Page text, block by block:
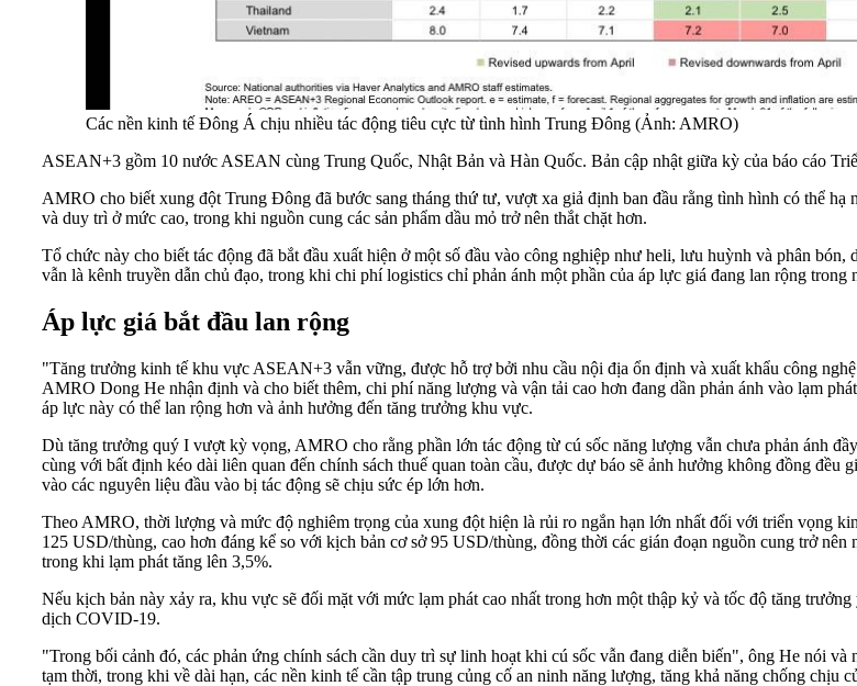
Các nền kinh tế Đông Á chịu nhiều tác động tiêu cực từ tình hình Trung Đông (Ảnh: AMRO)
ASEAN+3 gồm 10 nước ASEAN cùng Trung Quốc, Nhật Bản và Hàn Quốc. Bản cập nhật giữa kỳ của báo cáo
AMRO cho biết xung đột Trung Đông đã bước sang tháng thứ tư, vượt xa giả định ban đầu rằng tình hình có thể
và duy trì ở mức cao, trong khi nguồn cung các sản phẩm dầu mỏ trở nên thắt chặt hơn.
Tổ chức này cho biết tác động đã bắt đầu xuất hiện ở một số đầu vào công nghiệp như heli, lưu huỳnh và phân
vẫn là kênh truyền dẫn chủ đạo, trong khi chi phí logistics chỉ phản ánh một phần của áp lực giá đang lan rộng trong
Áp lực giá bắt đầu lan rộng
"Tăng trưởng kinh tế khu vực ASEAN+3 vẫn vững, được hỗ trợ bởi nhu cầu nội địa ổn định và xuất khẩu công
AMRO Dong He nhận định và cho biết thêm, chi phí năng lượng và vận tải cao hơn đang dần phản ánh vào lạm
áp lực này có thể lan rộng hơn và ảnh hưởng đến tăng trưởng khu vực.
Dù tăng trưởng quý I vượt kỳ vọng, AMRO cho rằng phần lớn tác động từ cú sốc năng lượng vẫn chưa phản ánh
cùng với bất định kéo dài liên quan đến chính sách thuế quan toàn cầu, được dự báo sẽ ảnh hưởng không đồng
vào các nguyên liệu đầu vào bị tác động sẽ chịu sức ép lớn hơn.
Theo AMRO, thời lượng và mức độ nghiêm trọng của xung đột hiện là rủi ro ngắn hạn lớn nhất đối với triển vọng
125 USD/thùng, cao hơn đáng kể so với kịch bản cơ sở 95 USD/thùng, đồng thời các gián đoạn nguồn cung trở
trong khi lạm phát tăng lên 3,5%.
Nếu kịch bản này xảy ra, khu vực sẽ đối mặt với mức lạm phát cao nhất trong hơn một thập kỷ và tốc độ tăng
dịch COVID-19.
"Trong bối cảnh đó, các phản ứng chính sách cần duy trì sự linh hoạt khi cú sốc vẫn đang diễn biến", ông He nói
tạm thời, trong khi về dài hạn, các nền kinh tế cần tập trung củng cố an ninh năng lượng, tăng khả năng chống chịu